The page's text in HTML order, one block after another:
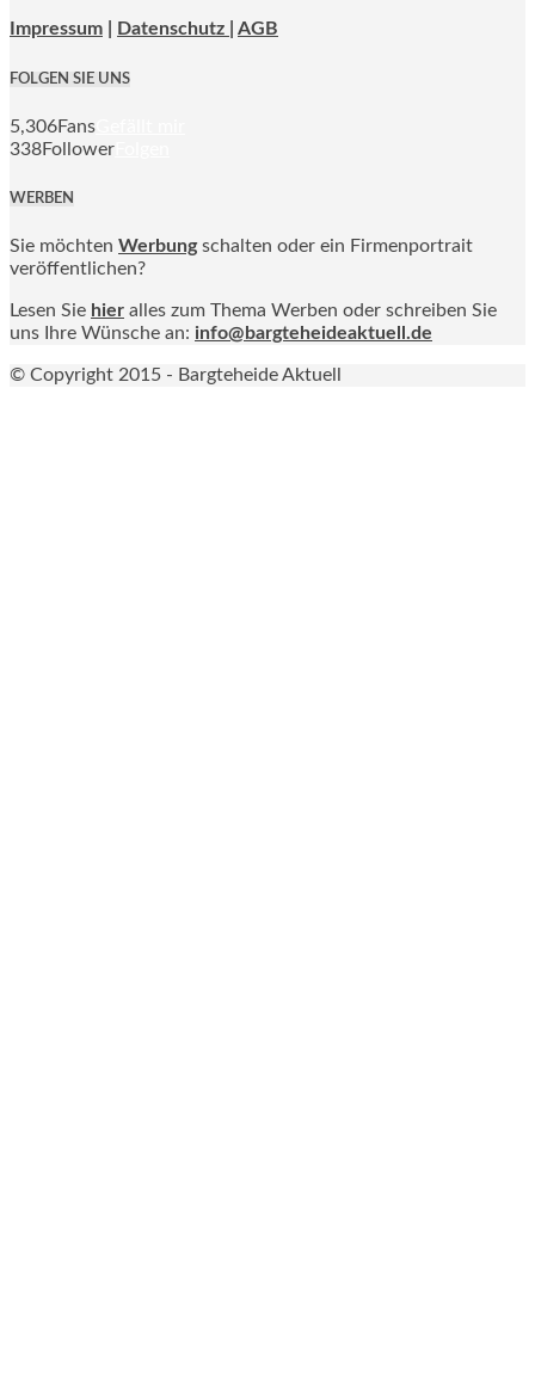
Impressum Datenschutz | AGB
FOLGEN SIE UNS
5,306Fans
338Follower
WERBEN
Sie möchten Werbung schalten oder ein Firmenportrait
veröffentlichen?
Lesen Sie hier alles zum Thema Werben oder schreiben Sie
uns Ihre Wünsche an: info@bargteheideaktuell.de
© Copyright 2015 - Bargteheide Aktuell